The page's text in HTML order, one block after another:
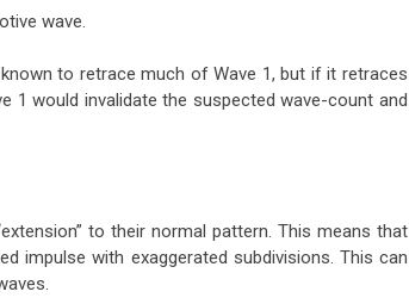
wave.
to retrace much of Wave 1, but if it retraces
1 would invalidate the suspected wave-count and
to their normal pattern. This means that
impulse with exaggerated subdivisions. This can